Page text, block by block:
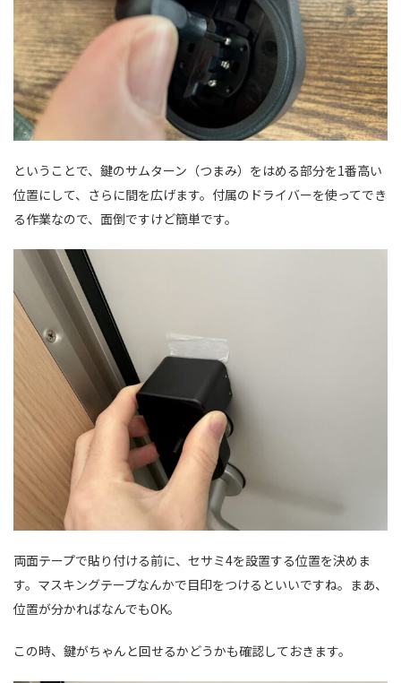
ということで、鍵のサムターン（つまみ）をはめる部分を1番高い
位置にして、さらに間を広げます。付属のドライバーを使ってでき
る作業なので、面倒ですけど簡単です。
両面テープで貼り付ける前に、セサミ4を設置する位置を決めま
す。マスキングテープなんかで目印をつけるといいですね。まあ、
位置が分かればなんでもOK。
この時、鍵がちゃんと回せるかどうかも確認しておきます。